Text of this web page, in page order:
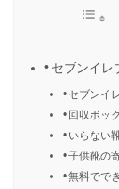
セブンイレ
セブンイ
回収ボッ
いらない
子供靴の
無料でで